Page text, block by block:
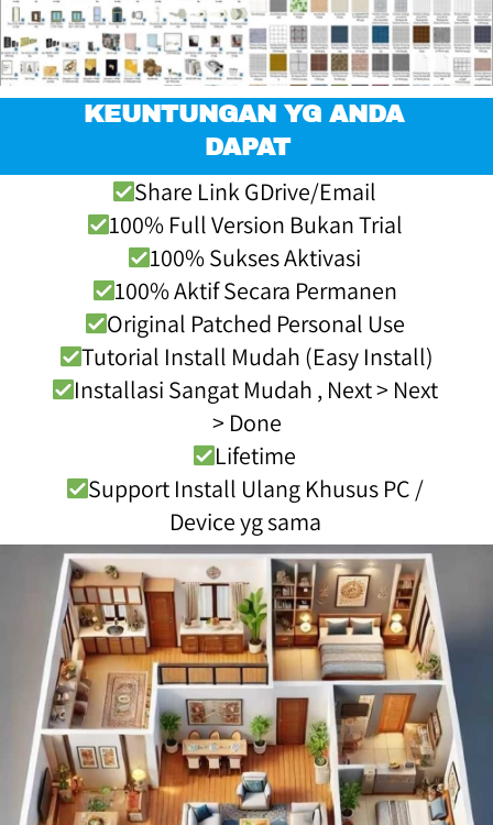
KEUNTUNGAN YG ANDA
DAPAT
Share Link GDrive/Email
100% Full Version Bukan Trial
100% Sukses Aktivasi
100% Aktif Secara Permanen
Original Patched Personal Use
Tutorial Install Mudah (Easy Install)
Installasi Sangat Mudah , Next > Next
> Done
Lifetime
Support Install Ulang Khusus PC /
Device yg sama